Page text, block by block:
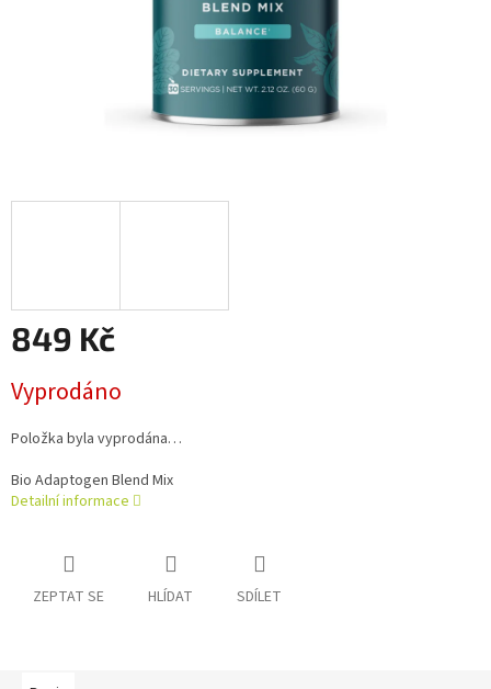
849 Kč
cena:
Vyprodáno
Položka byla vyprodána…
Bio Adaptogen Blend Mix
Detailní informace
ZEPTAT SE HLÍDAT SDÍLET